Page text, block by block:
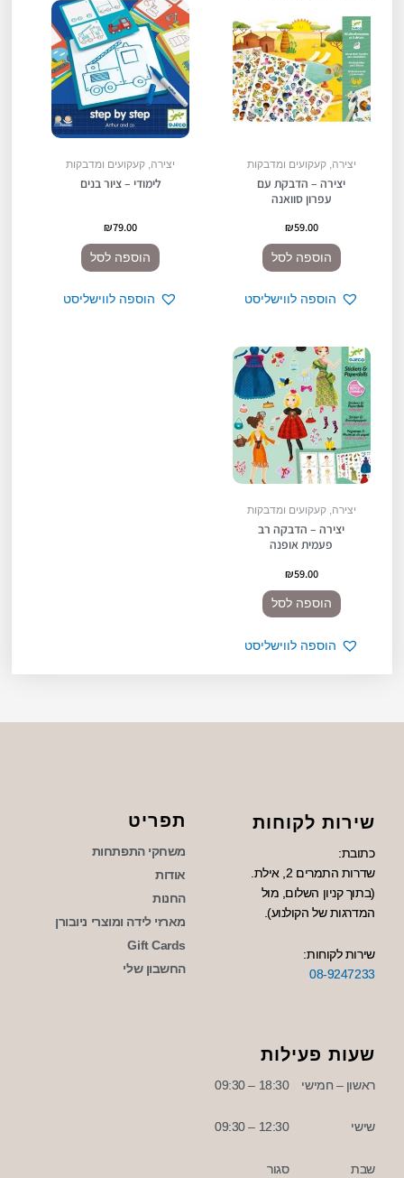
יצירה, קעקועים ומדבקות
יצירה – הדבקת עם
עפרון סוואנה
₪59.00
הוספה לסל
הוספה לווישליסט
יצירה, קעקועים ומדבקות
לימודי – ציור בנים
₪79.00
הוספה לסל
הוספה לווישליסט
יצירה, קעקועים ומדבקות
יצירה – הדבקה רב
פעמית אופנה
₪59.00
הוספה לסל
הוספה לווישליסט
שירות לקוחות
כתובת:
שדרות התמרים 2, אילת.
(בתוך קניון השלום, מול
המדרגות של הקולנוע).
שירות לקוחות:
08-9247233
תפריט
משחקי התפתחות
אודות
החנות
מארזי לידה ומוצרי ניובורן
Gift Cards
החשבון שלי
שעות פעילות
ראשון – חמישי
שישי
שבת
18:30 – 09:30
12:30 – 09:30
סגור